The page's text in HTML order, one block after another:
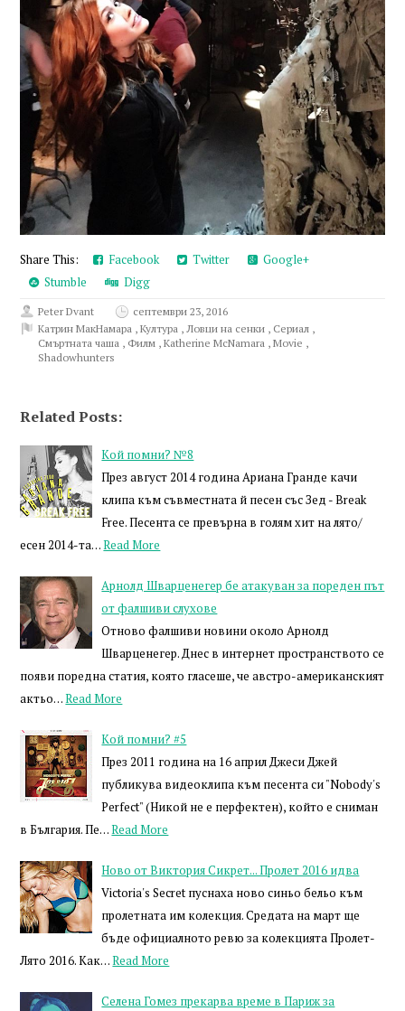
Share This: Facebook Twitter
Google+
Stumble
Digg
Peter Dvant
септември 23, 2016
Катрин МакНамара ,Култура ,Ловци на сенки , Сериал ,
Смъртната чаша , Филм ,Katherine McNamara ,Movie ,
Shadowhunters
Related Posts:
Кой помни? №8
През август 2014 година Ариана Гранде качи
клипа към съвместната й песен със Зед - Break
Free. Песента се превърна в голям хит на лято/
есен 2014-та…Read More
Арнолд Шварценегер бе атакуван за пореден път
от фалшиви слухове
Отново фалшиви новини около Арнолд
Шварценегер. Днес в интернет пространството се
появи поредна статия, която гласеше, че австро-американският
актьо…Read More
Кой помни? #5
През 2011 година на 16 април Джеси Джей
публикува видеоклипа към песента си "Nobody's
Perfect" (Никой не е перфектен), който е сниман
в България. Пе…Read More
Ново от Виктория Сикрет... Пролет 2016 идва
Victoria's Secret пуснаха ново синьо бельо към
пролетната им колекция. Средата на март ще
бъде официалното ревю за колекцията Пролет-
Лято 2016. Как…Read More
Селена Гомез прекарва време в Париж за